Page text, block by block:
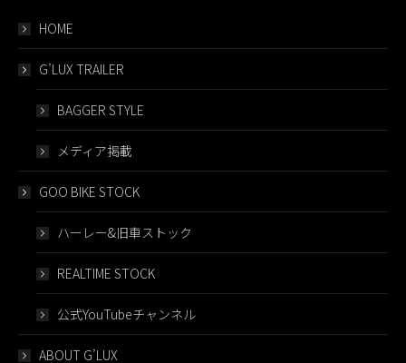
HOME
G’LUX TRAILER
BAGGER STYLE
メディア掲載
GOO BIKE STOCK
ハーレー&旧車ストック
REALTIME STOCK
公式YouTubeチャンネル
ABOUT G’LUX